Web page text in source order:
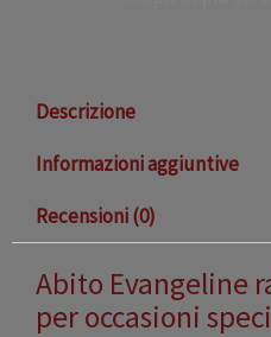
Descrizione
Informazioni aggiuntive
Recensioni (0)
Abito Evangeline
per occasioni